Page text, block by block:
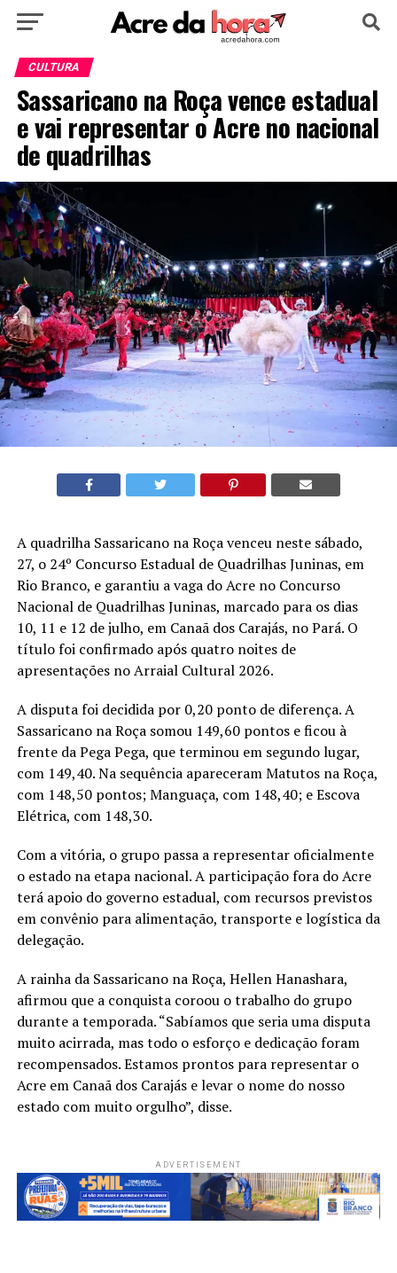
HOME
EDUCAÇÃO NOTÍCIA MUNDO
CULTURA
Sassaricano na Roça vence estadual
e vai representar o Acre no nacional
de quadrilhas
A quadrilha Sassaricano na Roça venceu neste sábado,
27, o 24º Concurso Estadual de Quadrilhas Juninas, em
Rio Branco, e garantiu a vaga do Acre no Concurso
Nacional de Quadrilhas Juninas, marcado para os dias
10, 11 e 12 de julho, em Canaã dos Carajás, no Pará. O
título foi confirmado após quatro noites de
apresentações no Arraial Cultural 2026.
A disputa foi decidida por 0,20 ponto de diferença. A
Sassaricano na Roça somou 149,60 pontos e ficou à
frente da Pega Pega, que terminou em segundo lugar,
com 149,40. Na sequência apareceram Matutos na Roça,
com 148,50 pontos; Manguaça, com 148,40; e Escova
Elétrica, com 148,30.
Com a vitória, o grupo passa a representar oficialmente
o estado na etapa nacional. A participação fora do Acre
terá apoio do governo estadual, com recursos previstos
em convênio para alimentação, transporte e logística da
delegação.
A rainha da Sassaricano na Roça, Hellen Hanashara,
afirmou que a conquista coroou o trabalho do grupo
durante a temporada. “Sabíamos que seria uma disputa
muito acirrada, mas todo o esforço e dedicação foram
recompensados. Estamos prontos para representar o
Acre em Canaã dos Carajás e levar o nome do nosso
estado com muito orgulho”, disse.
ADVERTISEMENT